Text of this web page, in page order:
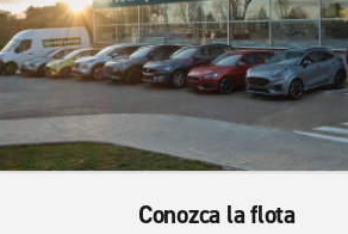
Conozca la flota